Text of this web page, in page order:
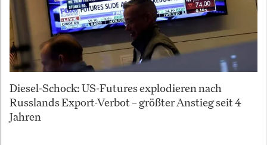
Diesel-Schock: US-Futures explodieren nach
Russlands Export-Verbot – größter Anstieg seit 4
Jahren